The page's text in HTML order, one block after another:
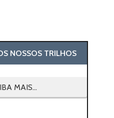
NOSSOS TRILHOS
MAIS...